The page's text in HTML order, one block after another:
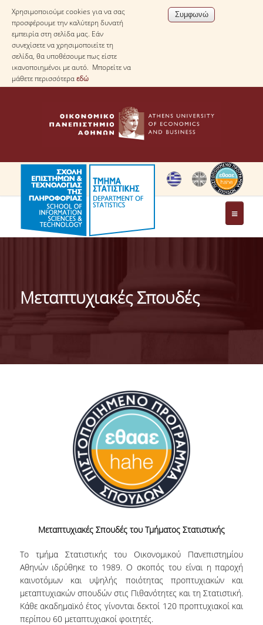
Χρησιμοποιούμε cookies για να σας
προσφέρουμε την καλύτερη δυνατή
εμπειρία στη σελίδα μας. Εάν
συνεχίσετε να χρησιμοποιείτε τη
σελίδα, θα υποθέσουμε πως είστε
ικανοποιημένοι με αυτό. Μπορείτε να
μάθετε περισσότεραεδώ
ΤΟ ΤΜΗΜΑ
ΔΙΟΙΚΗΣΗ ΤΟΥ ΤΜΗΜΑΤΟΣ
QSRANKINGS 2022
ACADEMIC REPUTATION QS2022
ΔΡΑΣΕΙΣ
ΕΡΓΑΣΤΗΡΙΑ
ΕΡΓΑΣΤΗΡΙΟ ΕΦΑΡΜΟΣΜΕΝΗΣ ΣΤΑΤΙΣΤΙΚΗΣ,
ΕΡΓΑΣΤΗΡΙΟ ΥΠΟΛΟΓΙΣΤΙΚΗΣ ΚΑΙ
ΜΠΕΫΖΙΑΝΗΣ ΣΤΑΤΙΣΤΙΚΗΣ
ΕΡΓΑΣΤΗΡΙΟ ΣΤΟΧΑΣΤΙΚΗΣ
ΜΟΝΤΕΛΟΠΟΙΗΣΗΣ ΚΑΙ ΕΦΑΡΜΟΓΩΝ
Μεταπτυχιακές Σπουδές
Μεταπτυχιακές Σπουδές του Τμήματος Στατιστικής
Το τμήμα Στατιστικής του Οικονομικού Πανεπιστημίου
Αθηνών ιδρύθηκε το 1989. Ο σκοπός του είναι η παροχή
καινοτόμων και υψηλής ποιότητας προπτυχιακών και
μεταπτυχιακών σπουδών στις Πιθανότητες και τη Στατιστική.
Κάθε ακαδημαϊκό έτος γίνονται δεκτοί 120 προπτυχιακοί και
περίπου 60 μεταπτυχιακοί φοιτητές.